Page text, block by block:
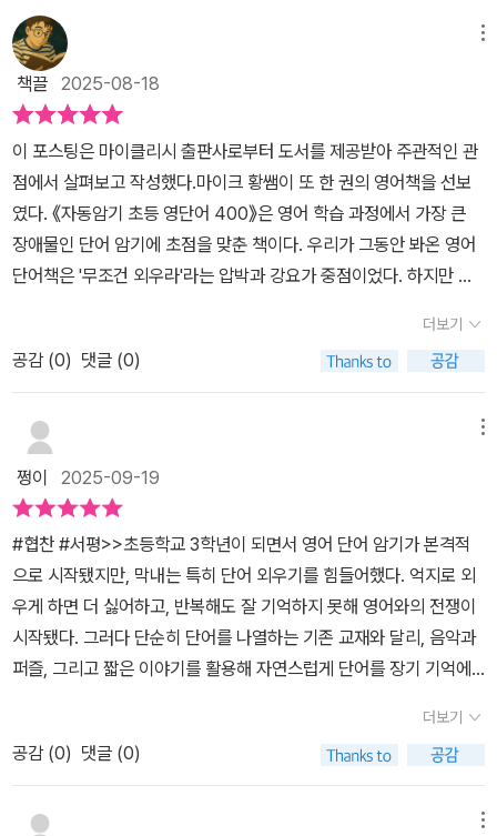
부터 고등 영단어 1000까지 있더라구요. 두루 사용하기 좋은 책들입
니다.
숙해지면 4번 내외에 암기할 수 있다. 사람마다 외워지는 반복 횟수
는 다르지만 듣기만 하면 누구나 외울 수 있다고 하니 기대가 된다.영
어한글보다 한글 영어를 더 추천하며 주의 또한 잘 나와 있으니 꼭 확
인후 즐겁게 영단어에 빠져보면 좋겠다.QR코드를 활용해 바로 들으
면서 함께 해 나간다. 학습 계획을 어떻게 해 나갈 것인지 먼저 계획을
짜두면 좋을 것 같다.QR을 통해 듣고 쓰기,선긋기로 풀어나간다.학
습계획하에 퍼즐 연상까지 이어지게 학습하면서 영단어를 듣고 외운
다.지루하지 않고 집중하기 쉬우며 말하기 듣기 실력도 향상될 수 있
고 재미있는 이야기를 활용하면 기존의 어떤 방법보다 4배 이상 빠르
게 외워지는 학습자의 메타인지를 키우는데 도움이 될 것이다.재미나
게 학습해 나가자
책끌 2025-08-18
이 포스팅은 마이클리시 출판사로부터 도서를 제공받아 주관적인 관
점에서 살펴보고 작성했다.마이크 황쌤이 또 한 권의 영어책을 선보
였다. 《자동암기 초등 영단어 400》은 영어 학습 과정에서 가장 큰
장애물인 단어 암기에 초점을 맞춘 책이다. 우리가 그동안 봐온 영어
단어책은 '무조건 외우라'라는 압박과 강요가 중점이었다. 하지만 정
않았다.이 책의 저자는 '수백 권의 원서를 읽어야만 단어가 늘나요?
외워오지 않았다고 혼내야 하나요? 반복이 안 되는 아이는 포기해야
하나요?'라고 이야기한다. 초등생들이 어려워하는 영어 단어 암기 고
충을 충분히 이해하고 고민한 끝에 시험·예습·복습 없이도 누구나 편
하게 영어 단어를 외우게 만드는 자동암기 설계를 제시했다.기존에
많이 봐온 단어장은 뜻과 예문을 나열하는 데 그쳤던 것이 사실이다.
혹은, 독학할 때 눈은 책을 바라보고 있지만 머리로는 딴 생각을 했던
기억들이 있을 것이다. 단어 암기를 반복하려면 의지력과 시간이 끝
없이 필요하다.이 책은 이런 점들을 감안해 '음악+퍼즐'이라는 구조
로 학습을 놀이처럼 설계했다는 점이 특징이다. 또한 '억지로'가 아니
라 '저절로'를 목표로 한다. 음악을 며칠만 반복해도 다음 곡이 시작되
기 전에 머릿속에서 먼저 재생되는 경험을 갖고 있을 것이다.저자는
조지타운 의대의 예측 처리 관련 연구에 착안해, 곡 말미에 영어 단어
→ 다음 곡 도입에 한국어 뜻을 배치하면 뇌가 의미를 예측하며 자동
더보기
공감 (0) 댓글 (0)
쩡이 2025-09-19
#협찬 #서평>>초등학교 3학년이 되면서 영어 단어 암기가 본격적
으로 시작됐지만, 막내는 특히 단어 외우기를 힘들어했다. 억지로 외
우게 하면 더 싫어하고, 반복해도 잘 기억하지 못해 영어와의 전쟁이
시작됐다. 그러다 단순히 단어를 나열하는 기존 교재와 달리, 음악과
퍼즐, 그리고 짧은 이야기를 활용해 자연스럽게 단어를 장기 기억에
원리로 삼는 교재.노래를 반복해서 들으면 다음 곡을 예측하게 되듯,
영어 단어와 뜻을 연결해 뇌가 스스로 떠올리게 한다는 설명이 인상
적이었다. 아이가 QR코드로 들려오는 노래를 3~5번 정도만 반복해
도 입으로 흥얼거리며 단어를 따라 부르기 시작했는데, 어느새 뜻까
더보기
공감 (0) 댓글 (0)